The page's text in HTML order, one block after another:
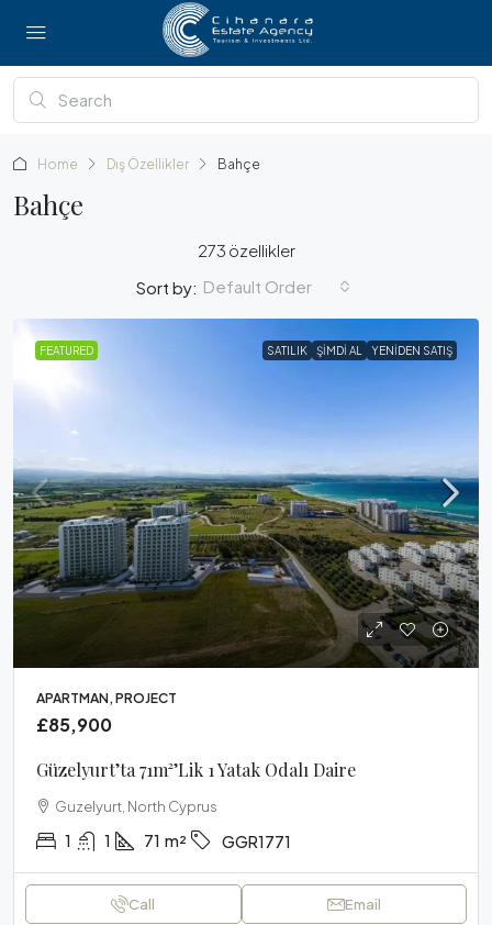
Home Dış Özellikler Bahçe
Bahçe
273 özellikler
Sort by: Default Order
FEATURED SATILIK ŞIMDI AL YENIDEN SATIŞ
APARTMAN, PROJECT
£85,900
Güzelyurt’ta 71m²’lik 1 Yatak Odalı Daire
Guzelyurt, North Cyprus
1 1 71 m² GGR1771
Call Email